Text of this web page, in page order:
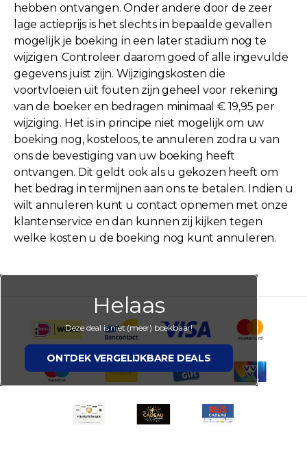
hebben ontvangen. Onder andere door de zeer
lage actieprijs is het slechts in bepaalde gevallen
mogelijk je boeking in een later stadium nog te
wijzigen. Controleer daarom goed of alle ingevulde
gegevens juist zijn. Wijzigingskosten die
voortvloeien uit fouten zijn geheel voor rekening
van de boeker en bedragen minimaal € 19,95 per
wijziging. Het is in principe niet mogelijk om uw
boeking nog, kosteloos, te annuleren zodra u van
ons de bevestiging van uw boeking heeft
ontvangen. Dit geldt ook als u gekozen heeft om
het bedrag in termijnen aan ons te betalen. Indien u
wilt annuleren kunt u contact opnemen met onze
klantenservice en dan kunnen zij kijken tegen
welke kosten u de boeking nog kunt annuleren.
Helaas
Deze deal is niet (meer) boekbaar!
ONTDEK VERGELIJKBARE DEALS